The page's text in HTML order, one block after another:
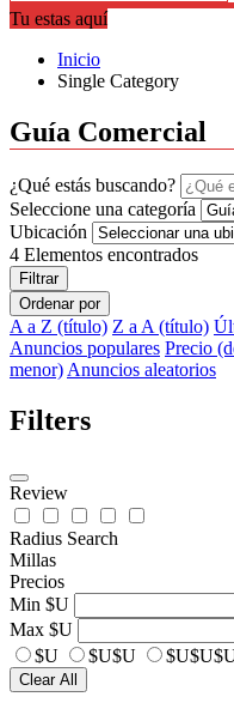
Tu estas aquí
Inicio
Single Category
Guía Comercial
¿Qué estás buscando?
Seleccione una categoría
Ubicación
4 Elementos encontrados
Filtrar
Ordenar por
A a Z (título) Z a A (título)
Anuncios populares Precio
menor) Anuncios aleatorios
Filters
Review
Radius Search
Millas
Precios
Min $U
Max $U
$U
$U$U
Clear All